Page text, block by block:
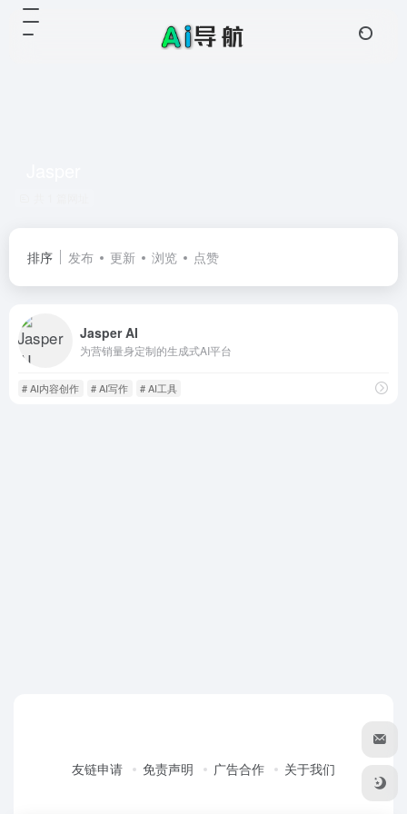
排序 发布 更新 浏览 点赞
Jasper AI
为营销量身定制的生成式AI平台
# AI内容创作 # AI写作 # AI工具
友链申请 免责声明 广告合作 关于我们